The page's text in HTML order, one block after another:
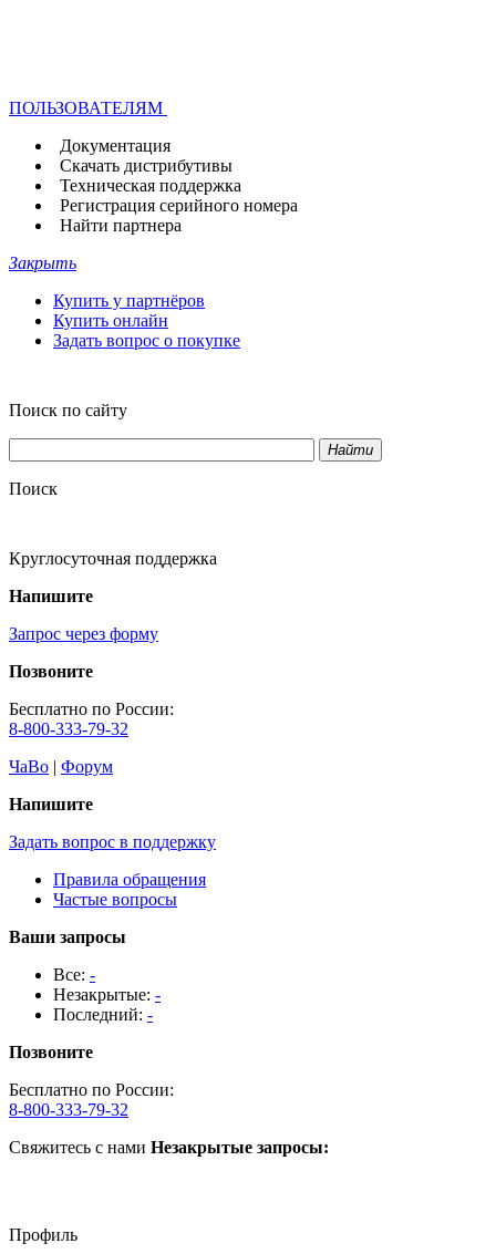
ПОЛЬЗОВАТЕЛЯМ
Документация
Скачать дистрибутивы
Техническая поддержка
Регистрация серийного номера
Найти партнера
Закрыть
Купить у партнёров
Купить онлайн
Задать вопрос о покупке
Поиск по сайту
Найти
Поиск
Круглосуточная поддержка
Напишите
Запрос через форму
Позвоните
Бесплатно по России:
8-800-333-79-32
ЧаВо | Форум
Напишите
Задать вопрос в поддержку
Правила обращения
Частые вопросы
Ваши запросы
Все: -
Незакрытые: -
Последний: -
Позвоните
Бесплатно по России:
8-800-333-79-32
Свяжитесь с нами Незакрытые запросы:
Профиль